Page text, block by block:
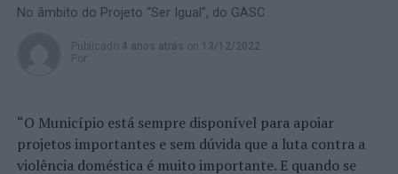
No âmbito do Projeto “Ser Igual”, do GASC
Publicado 4 anos atrás on 13/12/2022
Por
“O Município está sempre disponível para apoiar
projetos importantes e sem dúvida que a luta contra a
violência doméstica é muito importante. E quando se